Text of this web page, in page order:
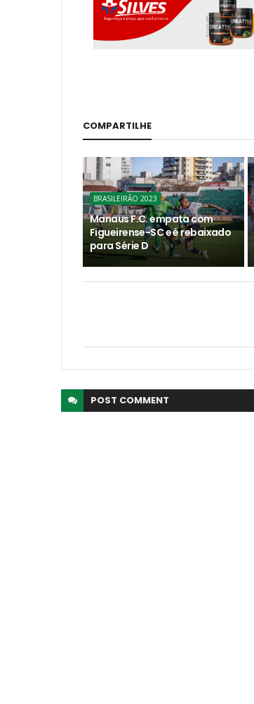
COMPARTILHE
BRASILEIRÃO 2023
Manaus F.C. empata com
Figueirense-SC e é rebaixado
para Série D
POST COMMENT